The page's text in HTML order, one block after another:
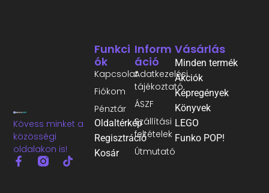
Kövess minket a
közösségi
oldalakon is!
Inform
Áció
Adatkezelési
tájékoztató
ÁSZF
Szállítási
feltételek
Útmutató
Funkci
Ók
Kapcsolat
Fiókom
Pénztár
Oldaltérkép
Regisztráció
Kosár
Vásárlás
Minden termék
Akciók
Képregények
Könyvek
LEGO
Funko POP!